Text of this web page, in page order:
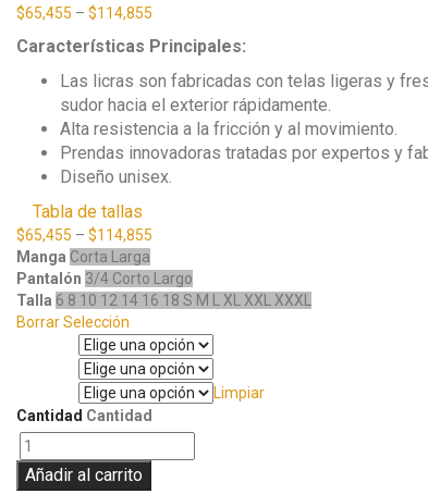
$65,455 – $114,855
Características Principales:
Las licras son fabricadas con telas ligeras y
sudor hacia el exterior rápidamente.
Alta resistencia a la fricción y al movimiento.
Prendas innovadoras tratadas por expertos y
Diseño unisex.
Tabla de tallas
$65,455 – $114,855
Manga Corta Larga
Pantalón 3/4 Corto Largo
Talla 6 8 10 12 14 16 18 S M L XL XXL XXXL
Borrar Selección
Limpiar
Cantidad Cantidad
Añadir al carrito